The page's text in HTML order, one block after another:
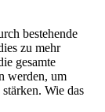
bestehende
zu mehr
gesamte
werden, um
Wie das